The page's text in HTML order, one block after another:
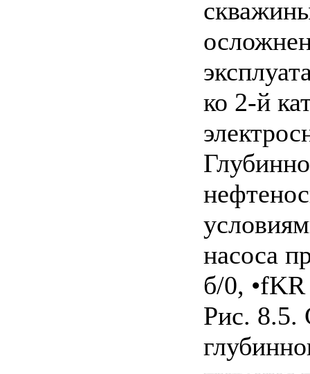
ко 2-й
насоса
б/0, •fKR
Рис. 8.5.